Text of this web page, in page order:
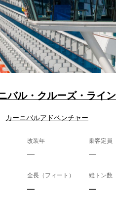
バル・クルーズ・ライン
カーニバルアドベンチャー
改装年
—
乗客定員
—
全長（フィート）
—
総トン数
—